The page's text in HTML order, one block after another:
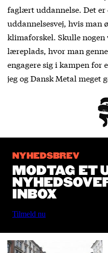
faglært uddannelse. Det er
uddannelsesvej, hvis man
klimaforskel. Skulle
læreplads, hvor man
engagere sig i kampen for
jeg og Dansk Metal meget
NYHEDSBREV
MODTAG ET
INBOX
Tilmeld nu